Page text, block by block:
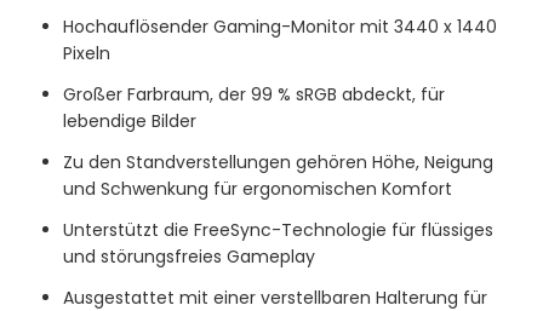
Hochauflösender Gaming-Monitor mit 3440 x 1440
Pixeln
Großer Farbraum, der 99 % sRGB abdeckt, für
lebendige Bilder
Zu den Standverstellungen gehören Höhe, Neigung
und Schwenkung für ergonomischen Komfort
Unterstützt die FreeSync-Technologie für flüssiges
und störungsfreies Gameplay
Ausgestattet mit einer verstellbaren Halterung für